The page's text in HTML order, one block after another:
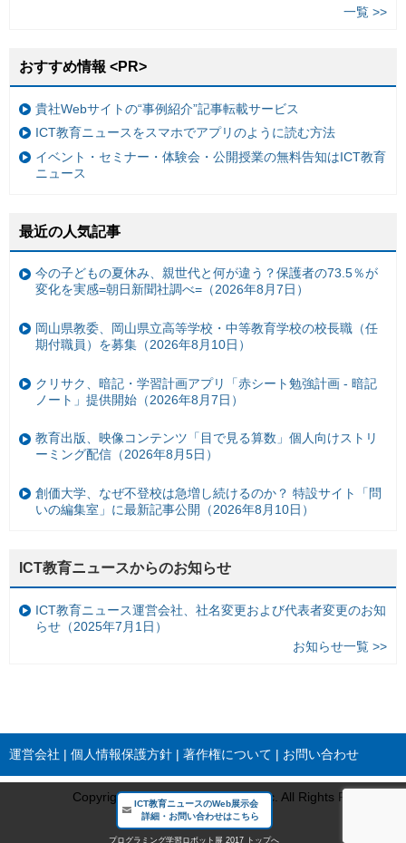
ICT教育ニュースのWeb展示会
詳細・お問い合わせはこちら
プログラミング学習ロボット展 2017 トップへ
一覧 >>
おすすめ情報 <PR>
貴社Webサイトの“事例紹介”記事転載サービス
ICT教育ニュースをスマホでアプリのように読む方法
イベント・セミナー・体験会・公開授業の無料告知はICT教育
ニュース
最近の人気記事
今の子どもの夏休み、親世代と何が違う？保護者の73.5％が
変化を実感=朝日新聞社調べ=（2026年8月7日）
岡山県教委、岡山県立高等学校・中等教育学校の校長職（任
期付職員）を募集（2026年8月10日）
クリサク、暗記・学習計画アプリ「赤シート勉強計画 - 暗記
ノート」提供開始（2026年8月7日）
教育出版、映像コンテンツ「目で見る算数」個人向けストリ
ーミング配信（2026年8月5日）
創価大学、なぜ不登校は急増し続けるのか？ 特設サイト「問
いの編集室」に最新記事公開（2026年8月10日）
ICT教育ニュースからのお知らせ
ICT教育ニュース運営会社、社名変更および代表者変更のお知
らせ（2025年7月1日）
お知らせ一覧 >>
運営会社 個人情報保護方針 著作権について お問い合わせ
Copyright © BREXA Technology Inc. All Rights Reserved.